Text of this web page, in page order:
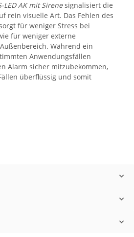
LED AK mit Sirenesignalisiert die
rein visuelle Art. Das Fehlen des
für weniger Stress bei
für weniger externe
Während ein
Anwendungsfällen
Alarm sicher mitzubekommen,
überflüssig und somit